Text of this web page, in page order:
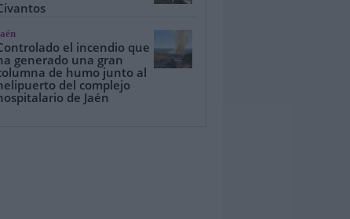
el incendio que
generado una gran
de humo junto al
del complejo
de Jaén